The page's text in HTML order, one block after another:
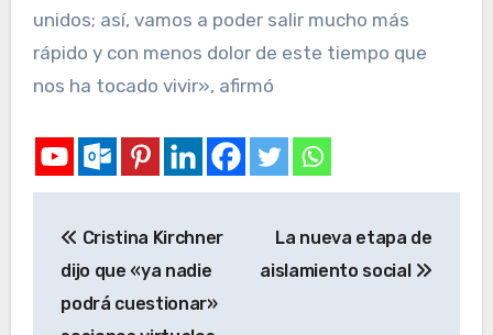
unidos; así, vamos a poder salir mucho más
rápido y con menos dolor de este tiempo que
nos ha tocado vivir», afirmó
Cristina Kirchner
dijo que «ya nadie
podrá cuestionar»
La nueva etapa de
aislamiento social